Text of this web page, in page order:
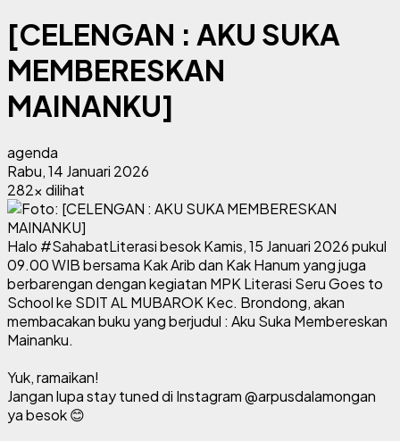
[CELENGAN : AKU SUKA
MEMBERESKAN
MAINANKU]
agenda
Rabu, 14 Januari 2026
282x dilihat
Halo #SahabatLiterasi besok Kamis, 15 Januari 2026 pukul
09.00 WIB bersama Kak Arib dan Kak Hanum yang juga
berbarengan dengan kegiatan MPK Literasi Seru Goes to
School ke SDIT AL MUBAROK Kec. Brondong, akan
membacakan buku yang berjudul : Aku Suka Membereskan
Mainanku.
Yuk, ramaikan!
Jangan lupa stay tuned di Instagram @arpusdalamongan
ya besok 😊